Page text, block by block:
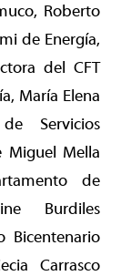
Roberto
de Energía,
del CFT
María Elena
Servicios
Miguel Mella
de
Burdiles
Bicentenario
Carrasco